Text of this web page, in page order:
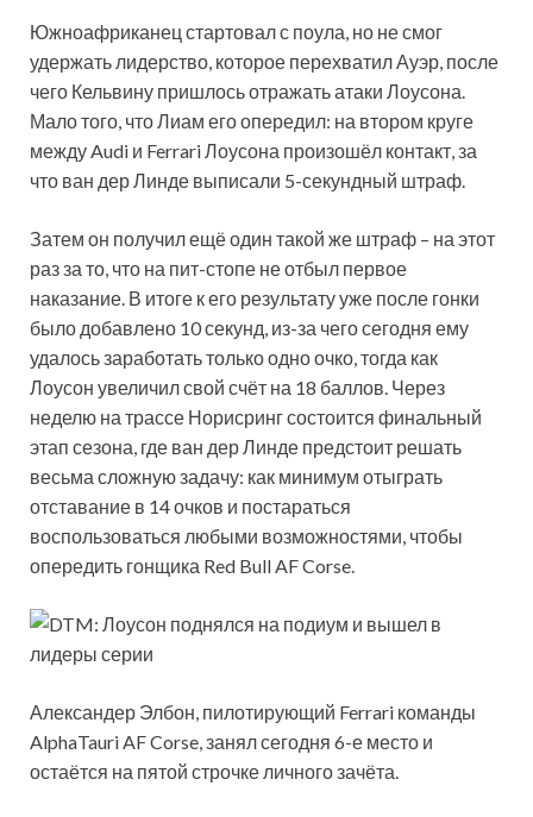
Южноафриканец стартовал с поула, но не смог
удержать лидерство, которое перехватил Ауэр, после
чего Кельвину пришлось отражать атаки Лоусона.
Мало того, что Лиам его опередил: на втором круге
между Audi и Ferrari Лоусона произошёл контакт, за
что ван дер Линде выписали 5-секундный штраф.
Затем он получил ещё один такой же штраф – на этот
раз за то, что на пит-стопе не отбыл первое
наказание. В итоге к его результату уже после гонки
было добавлено 10 секунд, из-за чего сегодня ему
удалось заработать только одно очко, тогда как
Лоусон увеличил свой счёт на 18 баллов. Через
неделю на трассе Норисринг состоится финальный
этап сезона, где ван дер Линде предстоит решать
весьма сложную задачу: как минимум отыграть
отставание в 14 очков и постараться
воспользоваться любыми возможностями, чтобы
опередить гонщика Red Bull AF Corse.
Александер Элбон, пилотирующий Ferrari команды
AlphaTauri AF Corse, занял сегодня 6-е место и
остаётся на пятой строчке личного зачёта.